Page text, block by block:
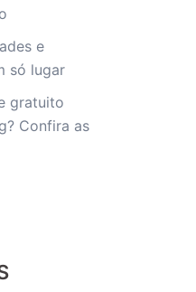
e
só lugar
gratuito
Confira as